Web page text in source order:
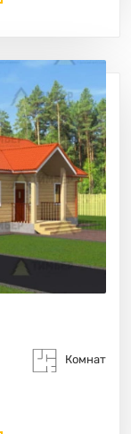
Комнат